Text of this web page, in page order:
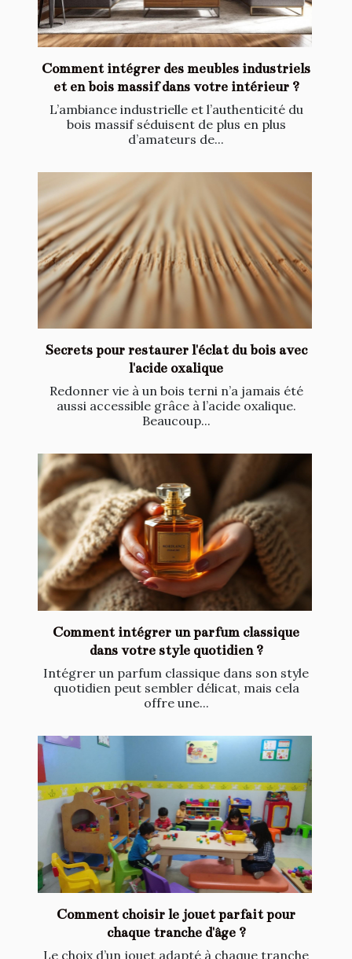
Comment intégrer des meubles industriels
et en bois massif dans votre intérieur ?
L’ambiance industrielle et l’authenticité du
bois massif séduisent de plus en plus
d’amateurs de...
Secrets pour restaurer l'éclat du bois avec
l'acide oxalique
Redonner vie à un bois terni n’a jamais été
aussi accessible grâce à l’acide oxalique.
Beaucoup...
Comment intégrer un parfum classique
dans votre style quotidien ?
Intégrer un parfum classique dans son style
quotidien peut sembler délicat, mais cela
offre une...
Comment choisir le jouet parfait pour
chaque tranche d'âge ?
Le choix d’un jouet adapté à chaque tranche